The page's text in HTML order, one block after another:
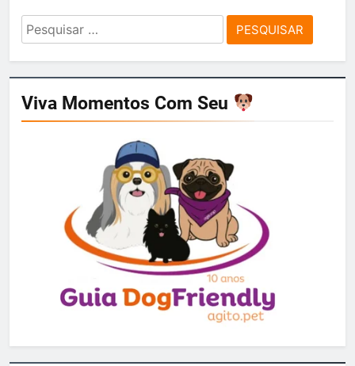
Pesquisar
por:
Viva Momentos Com Seu